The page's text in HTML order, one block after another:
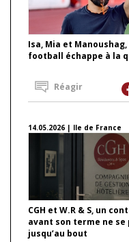
Isa, Mia et
football échappe à la
Réagir
14.05.2026 | Ile de France
CGH et W.R & S, un
avant son terme ne
jusqu’au bout